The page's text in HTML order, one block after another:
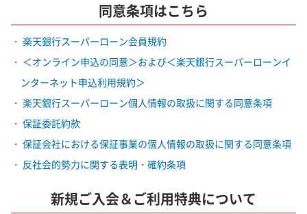
同意条項はこちら
・ 楽天銀行スーパーローン会員規約
・ ＜オンライン申込の同意＞および＜楽天銀行スーパーローンイ
ンターネット申込利用規約＞
・ 楽天銀行スーパーローン個人情報の取扱に関する同意条項
・ 保証委託約款
・ 保証会社における保証事業の個人情報の取扱に関する同意条項
・ 反社会的勢力に関する表明・確約条項
新規ご入会＆ご利用特典について